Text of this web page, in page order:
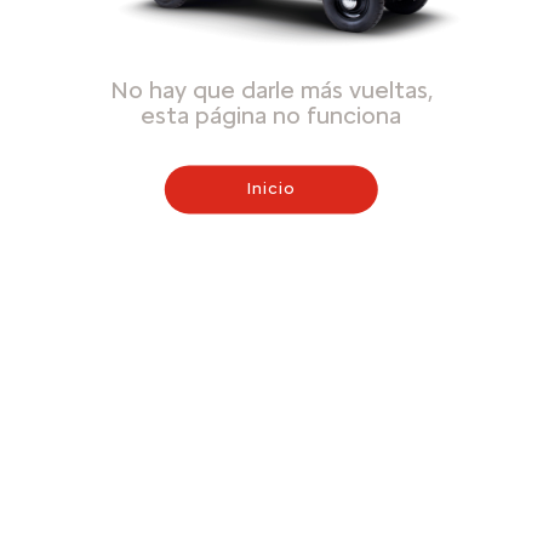
No hay que darle más vueltas,
esta página no funciona
Inicio